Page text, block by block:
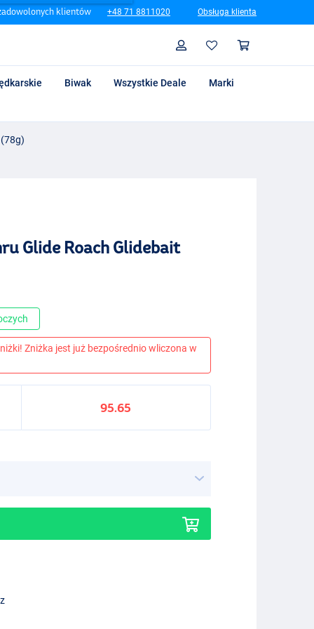
klientów +48 71 8811020 Obsługa klienta
Profil
Biwak Wszystkie Deale
Marki
Glide Roach Glidebait
Zniżka jest już bezpośrednio wliczona w
95.65